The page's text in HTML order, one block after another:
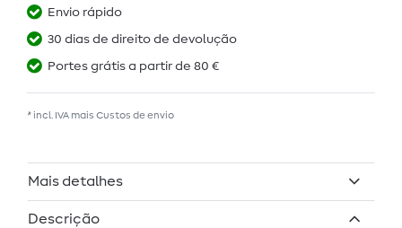
Envio rápido
30 dias de direito de devolução
Portes grátis a partir de 80 €
* incl. IVA mais Custos de envio
Mais detalhes
Descrição